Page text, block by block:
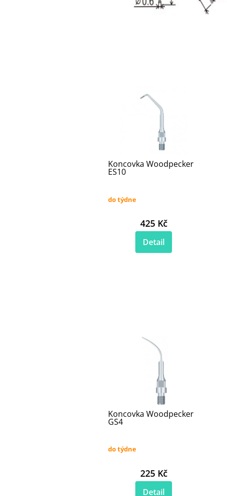
Koncovka Woodpecker
ES10
do týdne
425 Kč
Detail
Koncovka Woodpecker
GS4
do týdne
225 Kč
Detail